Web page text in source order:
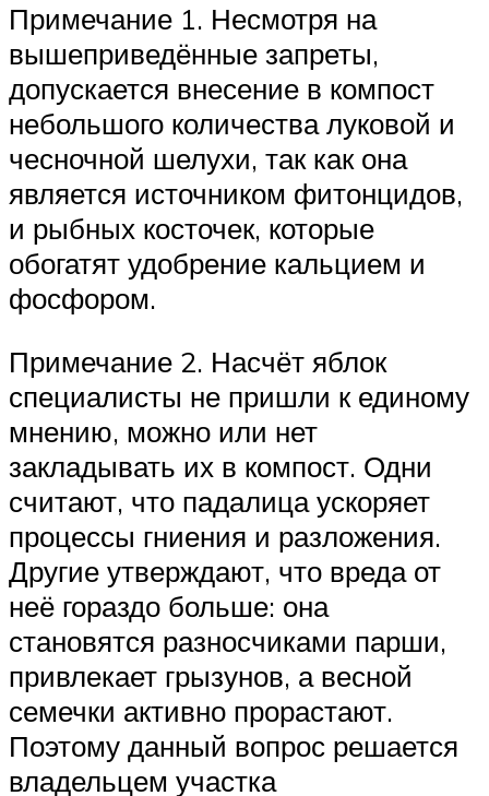
Примечание 1. Несмотря на
вышеприведённые запреты,
допускается внесение в компост
небольшого количества луковой и
чесночной шелухи, так как она
является источником фитонцидов,
и рыбных косточек, которые
обогатят удобрение кальцием и
фосфором.
Примечание 2. Насчёт яблок
специалисты не пришли к единому
мнению, можно или нет
закладывать их в компост. Одни
считают, что падалица ускоряет
процессы гниения и разложения.
Другие утверждают, что вреда от
неё гораздо больше: она
становятся разносчиками парши,
привлекает грызунов, а весной
семечки активно прорастают.
Поэтому данный вопрос решается
владельцем участка